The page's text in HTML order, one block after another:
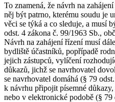
To znamená, že návrh na
něj být patrno, kterému soudu je
věci se týká a co sleduje, a musí
odst. 4 zákona č. 99/1963 Sb.,
Návrh na zahájení řízení musí
bydliště účastníků, popřípadě
jejich zástupců, vylíčení
důkazů, jichž se navrhovatel
se navrhovatel domáhá (§ 79
k návrhu připojit písemné
nebo v elektronické podobě (§ 79